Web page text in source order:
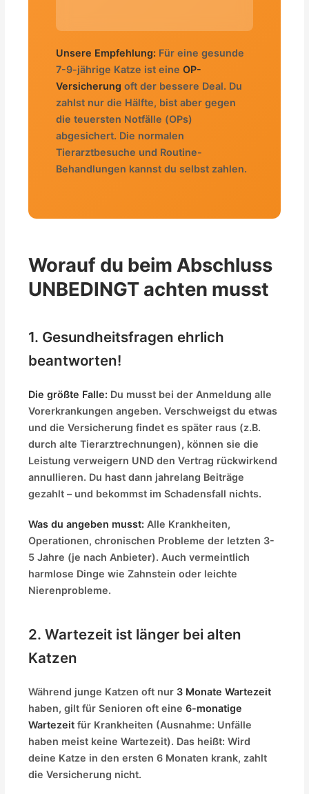
Unsere Empfehlung: Für eine gesunde
7-9-jährige Katze ist eineOP-
Versicherung oft der bessere Deal. Du
zahlst nur die Hälfte, bist aber gegen
die teuersten Notfälle (OPs)
abgesichert. Die normalen
Tierarztbesuche und Routine-
Behandlungen kannst du selbst zahlen.
Worauf du beim Abschluss
UNBEDINGT achten musst
1. Gesundheitsfragen ehrlich
beantworten!
Die größte Falle: Du musst bei der Anmeldung alle
Vorerkrankungen angeben. Verschweigst du etwas
und die Versicherung findet es später raus (z.B.
durch alte Tierarztrechnungen), können sie die
Leistung verweigern UND den Vertrag rückwirkend
annullieren. Du hast dann jahrelang Beiträge
gezahlt – und bekommst im Schadensfall nichts.
Was du angeben musst: Alle Krankheiten,
Operationen, chronischen Probleme der letzten 3-
5 Jahre (je nach Anbieter). Auch vermeintlich
harmlose Dinge wie Zahnstein oder leichte
Nierenprobleme.
2. Wartezeit ist länger bei alten
Katzen
Während junge Katzen oft nur 3 Monate Wartezeit
haben, gilt für Senioren oft eine6-monatige
Wartezeit für Krankheiten (Ausnahme: Unfälle
haben meist keine Wartezeit). Das heißt: Wird
deine Katze in den ersten 6 Monaten krank, zahlt
die Versicherung nicht.